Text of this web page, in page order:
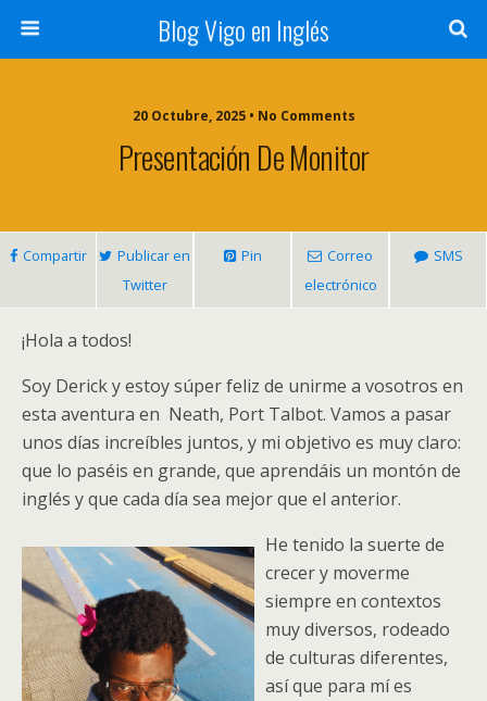
Blog Vigo en Inglés
20 Octubre, 2025 • No Comments
Presentación De Monitor
Compartir
Publicar en
Twitter
Pin
Correo
electrónico
SMS
¡Hola a todos!
Soy Derick y estoy súper feliz de unirme a vosotros en
esta aventura en Neath, Port Talbot. Vamos a pasar
unos días increíbles juntos, y mi objetivo es muy claro:
que lo paséis en grande, que aprendáis un montón de
inglés y que cada día sea mejor que el anterior.
He tenido la suerte de
crecer y moverme
siempre en contextos
muy diversos, rodeado
de culturas diferentes,
así que para mí es